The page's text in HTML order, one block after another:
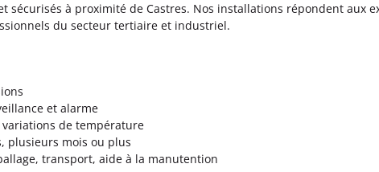
à proximité de Castres. Nos installations répondent aux
du secteur tertiaire et industriel.
et alarme
variations de température
plusieurs mois ou plus
transport, aide à la manutention